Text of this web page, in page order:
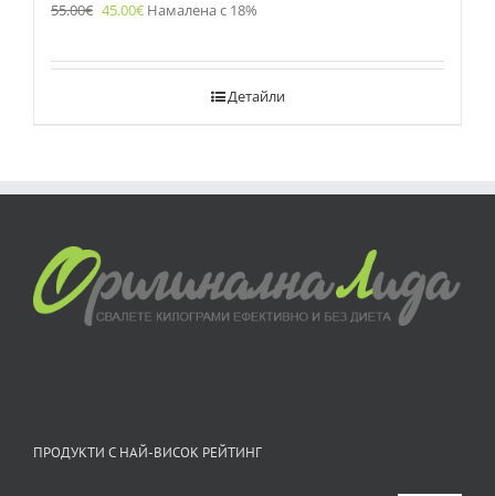
55.00€ 45.00€ Намалена с 18%
Детайли
ПРОДУКТИ С НАЙ-ВИСОК РЕЙТИНГ